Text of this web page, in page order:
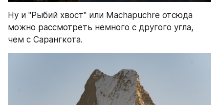
Ну и "Рыбий хвост" или Machapuchre отсюда
можно рассмотреть немного с другого угла,
чем с Сарангкота.